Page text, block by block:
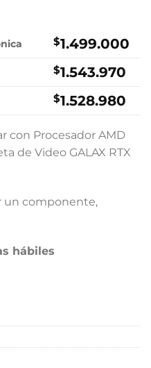
$1.499.000
$1.543.970
$1.528.980
con Procesador AMD
de Video GALAX RTX
un componente,
hábiles